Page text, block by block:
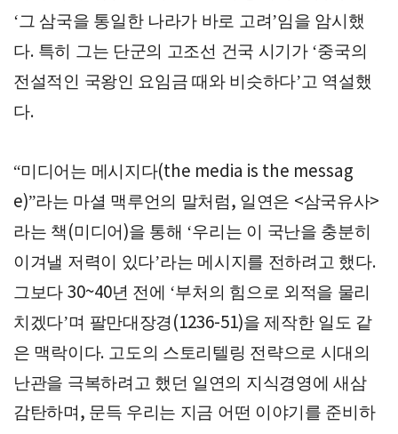
‘그 삼국을 통일한 나라가 바로 고려’임을 암시했
다. 특히 그는 단군의 고조선 건국 시기가 ‘중국의
전설적인 국왕인 요임금 때와 비슷하다’고 역설했
다.
“미디어는 메시지다(the media is the messag
e)”라는 마셜 맥루언의 말처럼, 일연은 <삼국유사>
라는 책(미디어 )을 통해 ‘우리는 이 국난을 충분히
이겨낼 저력이 있다’라는 메시지를 전하려고 했다.
그보다 30~40년 전에 ‘부처의 힘으로 외적을 물리
치겠다’며 팔만대장경(1236-51)을 제작한 일도 같
은 맥락이다. 고도의 스토리텔링 전략으로 시대의
난관을 극복하려고 했던 일연의 지식경영에 새삼
감탄하며 , 문득 우리는 지금 어떤 이야기를 준비하